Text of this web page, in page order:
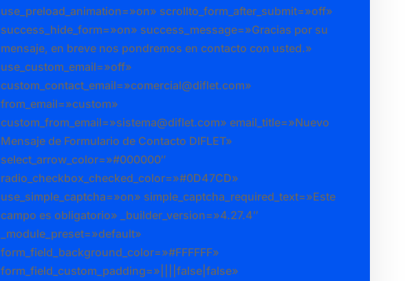
use_preload_animation=»on» scrollto_form_after_submit=»off»
success_hide_form=»on» success_message=»Gracias por su
mensaje, en breve nos pondremos en contacto con usted.»
use_custom_email=»off»
custom_contact_email=»comercial@diflet.com»
from_email=»custom»
custom_from_email=»sistema@diflet.com» email_title=»Nuevo
Mensaje de Formulario de Contacto DIFLET»
select_arrow_color=»#000000″
radio_checkbox_checked_color=»#0D47CD»
use_simple_captcha=»on» simple_captcha_required_text=»Este
campo es obligatorio» _builder_version=»4.27.4″
_module_preset=»default»
form_field_background_color=»#FFFFFF»
form_field_custom_padding=»||||false|false»